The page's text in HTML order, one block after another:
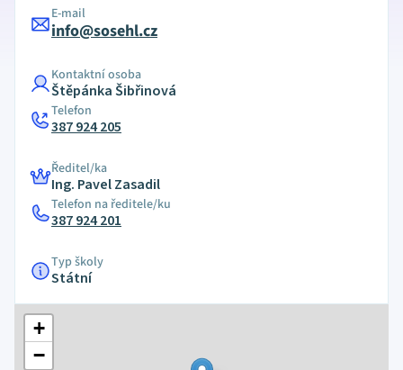
E-mail
info@sosehl.cz
Kontaktní osoba
Štěpánka Šibřinová
Telefon
387 924 205
Ředitel/ka
Ing. Pavel Zasadil
Telefon na ředitele/ku
387 924 201
Typ školy
Státní
+
−